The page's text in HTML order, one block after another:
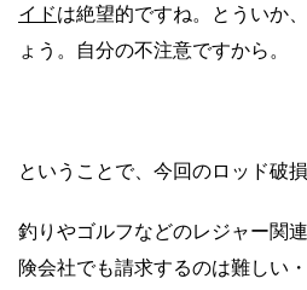
イドは絶望的ですね。とういか
ょう。自分の不注意ですから。
ということで、今回のロッド破
釣りやゴルフなどのレジャー関
険会社でも請求するのは難しい